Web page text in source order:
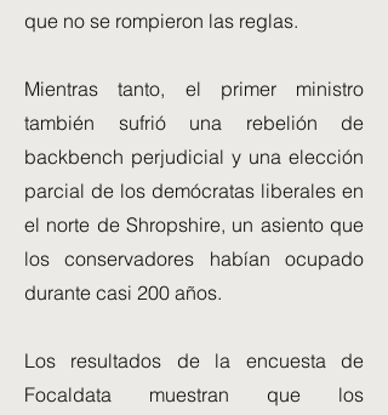
que no se rompieron las reglas.
Mientras tanto, el primer ministro
también sufrió una rebelión de
backbench perjudicial y una elección
parcial de los demócratas liberales en
el norte de Shropshire, un asiento que
los conservadores habían ocupado
durante casi 200 años.
Los resultados de la encuesta de
Focaldata muestran que los